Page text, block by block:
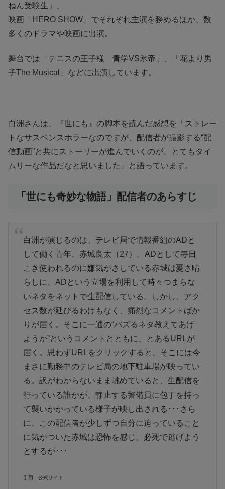
ねん受験生」、
映画「HERO SHOW」でそれぞれ主演を務めるほか、数
多くのドラマや映画に出演。
舞台では「テニスの王子様 青学VS氷帝」、「花より男
子The Musical」などに出演しています。
白洲さんは、『世にも』の脚本を読んだ感想を「ストレー
トなサスペンスホラーなのですが、配信者が撮影する“配
信動画”と共にストーリーが進んでいくのが、とてもタイ
ムリーな作品だなと思いました」と語っています。
「世にも奇妙な物語」配信者のあらすじ
白洲が演じるのは、テレビ局で情報番組のADと
して働く青年、赤城良太（27）。ADとして毎日
こき使われるのに嫌気がさしている赤城は憂さ晴
らしに、ADという立場を利用して時々つまらな
いネタをネットで生配信している。しかし、アク
セス数が延びるわけもなく、痛烈なコメントばか
りが届く。そこに一通の“バズるネタ教えてあげ
ようか”というコメントとともに、とあるURLが
届く。思わずURLをクリックすると、そこには今
まさに勤務中のテレビ局の地下駐車場が映ってい
る。訳がわからないまま眺めていると、生配信を
行っている誰かが、静止する警備員に包丁を持っ
て襲いかかっている様子が映し出される･･･さら
に、この配信者が少しずつ自分に迫っていること
に気がついた赤城は恐怖を感じ、必死で逃げよう
とするが･･･
引用：公式サイト